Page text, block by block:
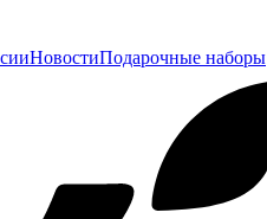
НовостиПодарочные наборы